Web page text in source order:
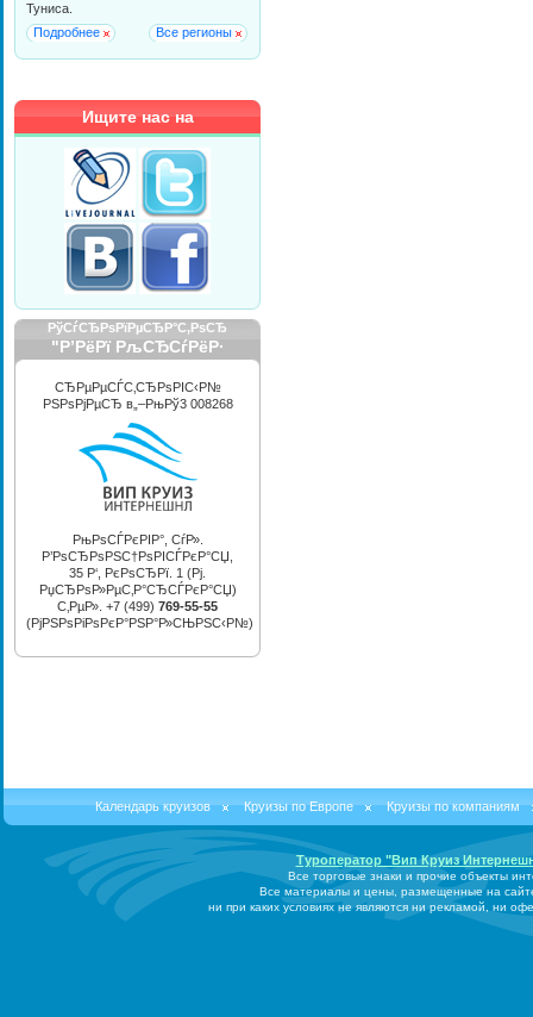
Туниса.
Подробнее
Все регионы
Ищите нас на
СЂРµРµСЃС‚СЂРѕРІС‹Р№
РЅРѕРјРµСЂ в„–РњРў3 008268
РњРѕСЃРєРІР°, СѓР».
Р’РѕСЂРѕРЅС†РѕРІСЃРєР°СЏ,
35 Р‘, РєРѕСЂРї. 1 (Рј.
РџСЂРѕР»РµС‚Р°СЂСЃРєР°СЏ)
С‚РµР». +7 (499) 769-55-55
(РјРЅРѕРіРѕРєР°РЅР°Р»СЊРЅС‹Р№)
РўСѓСЂРѕРїРµСЂР°С‚РѕСЂ
"Р’РёРї РљСЂСѓРёР·
Календарь круизов Круизы по Европе Круизы по компаниям
Туроператор "Вип Круиз
Все торговые знаки и прочие объекты
Все материалы и цены, размещенные на
ни при каких условиях не являются ни рекламой, ни